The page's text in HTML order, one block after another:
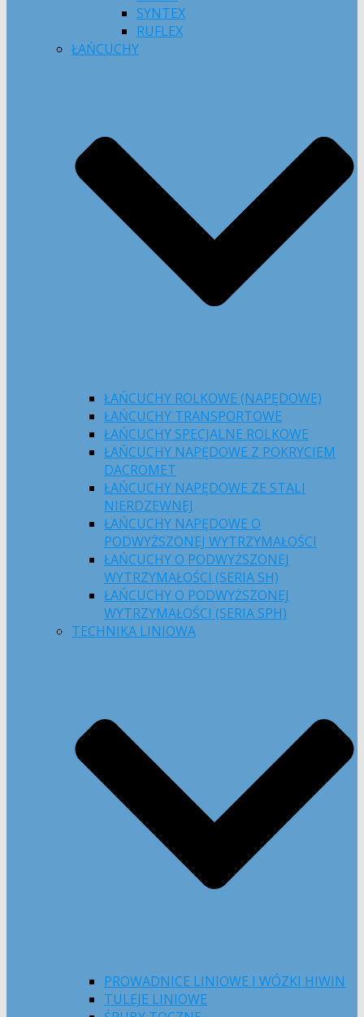
SYNTEX
RUFLEX
ŁAŃCUCHY
ŁAŃCUCHY ROLKOWE (NAPĘDOWE)
ŁAŃCUCHY TRANSPORTOWE
ŁAŃCUCHY SPECJALNE ROLKOWE
ŁAŃCUCHY NAPĘDOWE Z POKRYCIEM
DACROMET
ŁAŃCUCHY NAPĘDOWE ZE STALI
NIERDZEWNEJ
ŁAŃCUCHY NAPĘDOWE O
PODWYŻSZONEJ WYTRZYMAŁOŚCI
ŁAŃCUCHY O PODWYŻSZONEJ
WYTRZYMAŁOŚCI (SERIA SH)
ŁAŃCUCHY O PODWYŻSZONEJ
WYTRZYMAŁOŚCI (SERIA SPH)
TECHNIKA LINIOWA
PROWADNICE LINIOWE I WÓZKI HIWIN
TULEJE LINIOWE